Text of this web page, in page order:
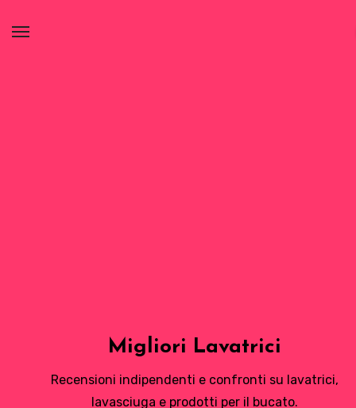
Migliori Lavatrici
Recensioni indipendenti e confronti su lavatrici,
lavasciuga e prodotti per il bucato.